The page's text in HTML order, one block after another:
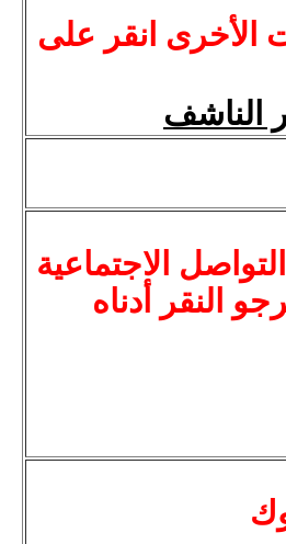
الأخرى انقر على
الناشف
الاجتماعية
النقر أدناه